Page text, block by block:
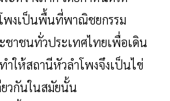
พงเป็นพื้นที่พาณิชยกรรม
ชาชนทั่วประเทศไทยเพื่อเดิน
ำให้สถานีหัวลำโพงจึงเป็นไข่
วกันในสมัยนั้น